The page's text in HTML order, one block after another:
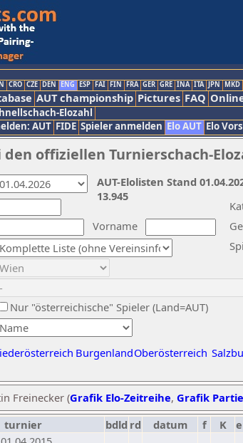
CRO CZE DEN ENG ESP FAI FIN FRA GER GRE INA ITA JPN MKD
AUT championship Pictures FAQ
Elozahl
AUT FIDE Spieler anmelden Elo AUT Elo
offiziellen Turnierschach-
Vorname
Nur "österreichische" Spieler (Land=AUT)
BurgenlandOberösterreich
AUT-Elolisten Stand
13.945
Freinecker (Grafik Elo-Zeitreihe, Grafik
turnier bdld rd datum f K